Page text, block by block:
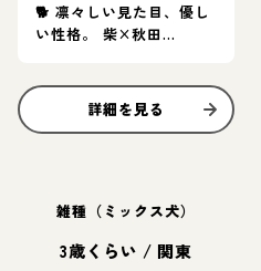
🐕 凛々しい見た目、優し
い性格。 柴×秋田
詳細を見る
雑種（ミックス犬）
3歳くらい / 関東